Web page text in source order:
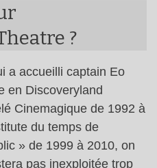
?
a accueilli captain Eo
en Discoveryland
Cinemagique de 1992 à
du temps de
» de 1999 à 2010, on
pas inexploitée trop